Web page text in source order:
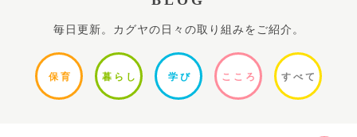
毎日更新。カグヤの日々の取り組みをご紹介。
保 育 暮ら し 学 び ここ ろ すべて